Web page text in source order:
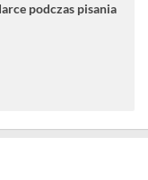
podczas pisania